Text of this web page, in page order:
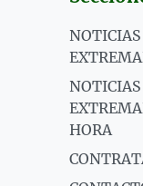
HORA